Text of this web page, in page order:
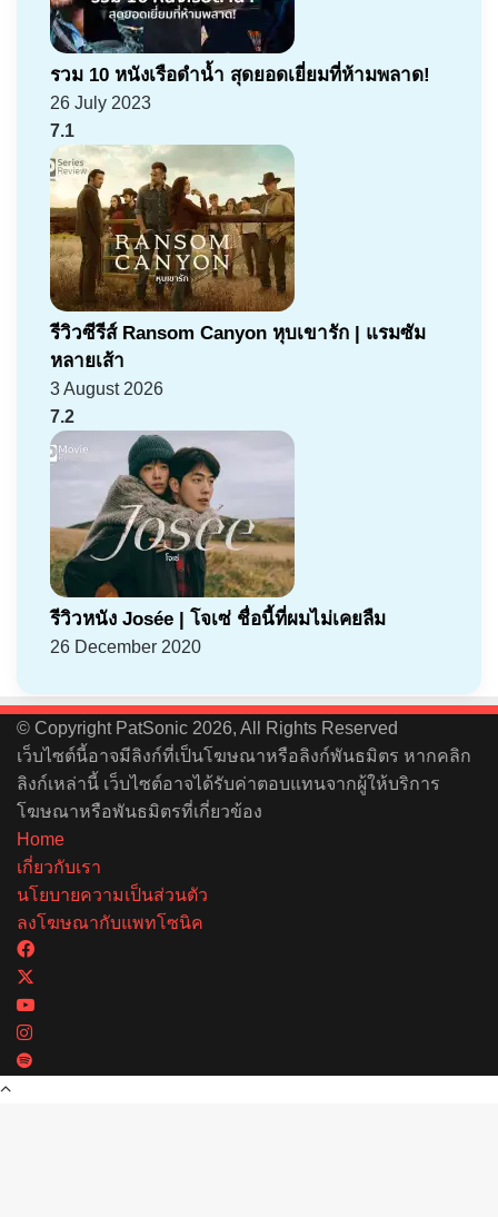
รวม 10 หนังเรือดำน้ำ สุดยอดเยี่ยมที่ห้ามพลาด!
26 July 2023
7.1
รีวิวซีรีส์ Ransom Canyon หุบเขารัก | แรมซัม
หลายเส้า
3 August 2026
7.2
รีวิวหนัง Josée | โจเซ่ ชื่อนี้ที่ผมไม่เคยลืม
26 December 2020
© Copyright PatSonic 2026, All Rights Reserved
เว็บไซต์นี้อาจมีลิงก์ที่เป็นโฆษณาหรือลิงก์พันธมิตร หากคลิก
ลิงก์เหล่านี้ เว็บไซต์อาจได้รับค่าตอบแทนจากผู้ให้บริการ
โฆษณาหรือพันธมิตรที่เกี่ยวข้อง
Home
เกี่ยวกับเรา
นโยบายความเป็นส่วนตัว
ลงโฆษณากับแพทโซนิค